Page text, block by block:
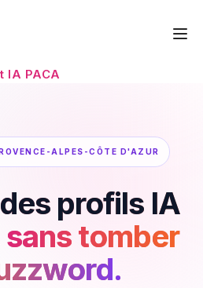
IA PACA
ALPES-CÔTE D'AZUR
profils IA
sans tomber